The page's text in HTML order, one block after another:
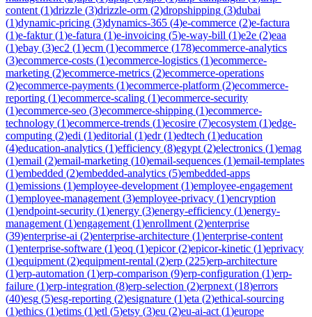
content (1)drizzle (3)drizzle-orm (2)dropshipping (3)dubai
(1)dynamic-pricing (3)dynamics-365 (4)e-commerce (2)e-factura
(1)e-faktur(1)e-fatura (1)e-invoicing (5)e-way-bill (1)e2e (2)eaa
(1)ebay (3)ec2 (1)ecm (1)ecommerce (178)ecommerce-analytics
(3)ecommerce-costs (1)ecommerce-logistics (1)ecommerce-
marketing (2)ecommerce-metrics (2)ecommerce-operations
(2)ecommerce-payments (1)ecommerce-platform (2)ecommerce-
reporting (1)ecommerce-scaling (1)ecommerce-security
(1)ecommerce-seo (3)ecommerce-shipping (1)ecommerce-
technology (1)ecommerce-trends (1)ecosire (7)ecosystem (1)edge-
computing (2)edi (1)editorial (1)edr(1)edtech (1)education
(4)education-analytics (1)efficiency (8)egypt (2)electronics (1)emag
(1)email (2)email-marketing (10)email-sequences (1)email-templates
(1)embedded (2)embedded-analytics (5)embedded-apps
(1)emissions (1)employee-development (1)employee-engagement
(1)employee-management (3)employee-privacy (1)encryption
(1)endpoint-security (1)energy (3)energy-efficiency (1)energy-
management (1)engagement (1)enrollment (2)enterprise
(39)enterprise-ai (2)enterprise-architecture (1)enterprise-content
(1)enterprise-software (1)eoq (1)epicor(2)epicor-kinetic (1)eprivacy
(1)equipment (2)equipment-rental (2)erp (225)erp-architecture
(1)erp-automation (1)erp-comparison (9)erp-configuration (1)erp-
failure (1)erp-integration (8)erp-selection (2)erpnext (18)errors
(40)esg (5)esg-reporting (2)esignature (1)eta (2)ethical-sourcing
(1)ethics (1)etims (1)etl (5)etsy (3)eu (2)eu-ai-act (1)europe